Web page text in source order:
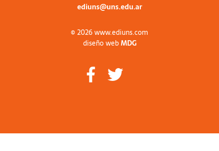
ediuns@uns.edu.ar
© 2026 www.ediuns.com
diseño webMDG